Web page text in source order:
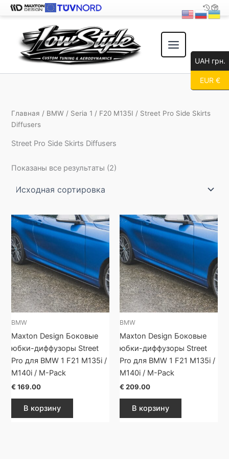
содержимому
Главная / BMW / Seria 1 / F20 M135I / Street Pro Side Skirts
Diffusers
Street Pro Side Skirts Diffusers
Показаны все результаты (2)
BMW
Maxton Design Боковые
юбки-диффузоры Street
Pro для BMW 1 F21 M135i /
M140i / M-Pack
€ 169.00
В корзину
BMW
Maxton Design Боковые
юбки-диффузоры Street
Pro для BMW 1 F21 M135i /
M140i / M-Pack
€ 209.00
В корзину
UAH грн.
EUR €